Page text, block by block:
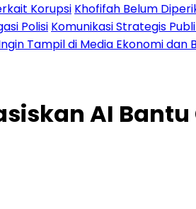
Korupsi Khofifah Belum
Polisi Komunikasi Strategis
Tampil di Media Ekonomi dan
AI